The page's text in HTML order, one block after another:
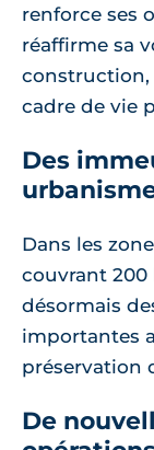
renforce ses
réaffirme sa
construction,
cadre de vie
Des
Dans les
couvrant 200
désormais
importantes
préservation
De